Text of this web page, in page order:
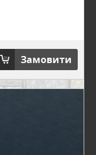
Замовити